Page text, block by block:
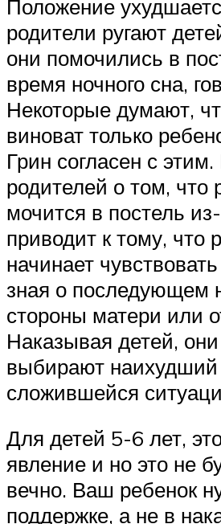
Положение
родители ругают
они помочились в
время ночного сна,
Некоторые думают,
виноват только
Грин согласен с
родителей о том, что
мочится в постель
приводит к тому, что
начинает
зная о последующем
стороны матери или
Наказывая детей,
выбирают
сложившейся
Для детей 5-6 лет,
явление и но это не
вечно. Ваш ребенок
поддержке, а не в